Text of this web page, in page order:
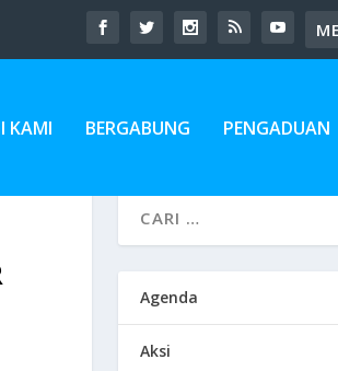
KAMI BERGABUNG PENGADUAN
Agenda
Aksi